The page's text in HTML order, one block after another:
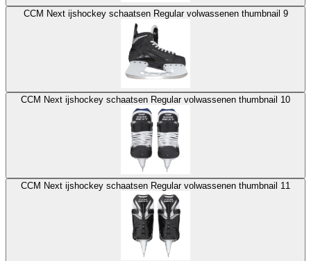
CCM Next ijshockey schaatsen Regular volwassenen thumbnail 9
CCM Next ijshockey schaatsen Regular volwassenen thumbnail 10
CCM Next ijshockey schaatsen Regular volwassenen thumbnail 11